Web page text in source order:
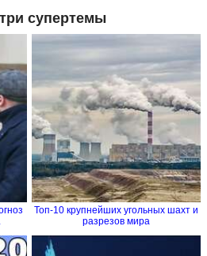
супертемы
Топ-10 крупнейших угольных шахт и
разрезов мира